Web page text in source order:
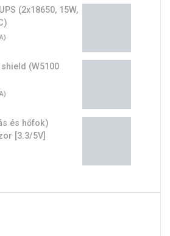
(2x18650, 15W,
(W5100
és hőfok)
[3.3/5V]